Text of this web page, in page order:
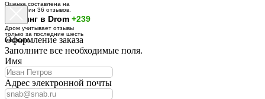
Оценка составлена на
основании 36 отзывов.
Рейтинг в Drom +239
Дром учитывает отзывы
только за последние шесть
месяцев.
Оформление заказа
Заполните все необходимые поля.
Имя
Адрес электронной почты